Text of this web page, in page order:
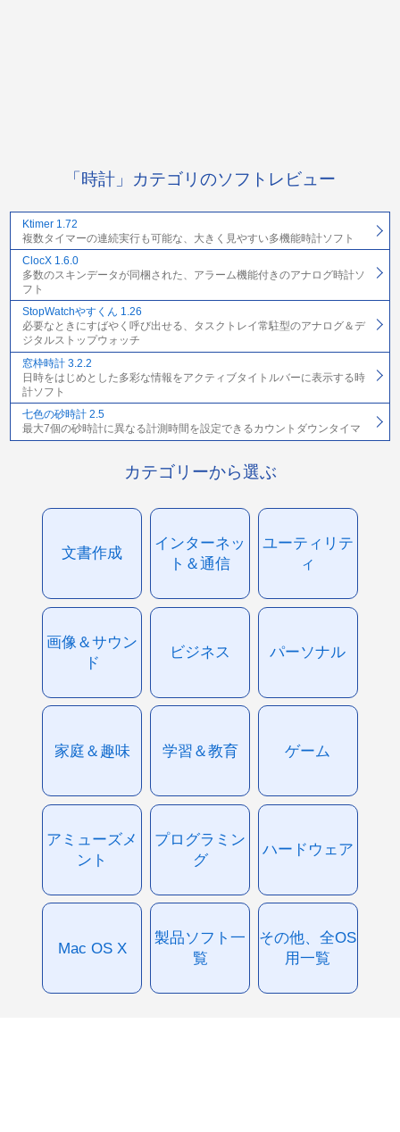
「時計」カテゴリのソフトレビュー
Ktimer 1.72
複数タイマーの連続実行も可能な、大きく見やすい多機能時計ソフト
ClocX 1.6.0
多数のスキンデータが同梱された、アラーム機能付きのアナログ時計ソ
フト
StopWatchやすくん 1.26
必要なときにすばやく呼び出せる、タスクトレイ常駐型のアナログ＆デ
ジタルストップウォッチ
窓枠時計 3.2.2
日時をはじめとした多彩な情報をアクティブタイトルバーに表示する時
計ソフト
七色の砂時計 2.5
最大7個の砂時計に異なる計測時間を設定できるカウントダウンタイマ
カテゴリーから選ぶ
文書作成
インターネッ
ト＆通信
ユーティリテ
ィ
画像＆サウン
ド
ビジネス パーソナル
家庭＆趣味 学習＆教育 ゲーム
アミューズメ
ント
プログラミン
グ
ハードウェア
Mac OS X
製品ソフト一
覧
その他、全OS
用一覧